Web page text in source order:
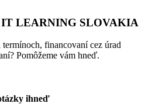
IT LEARNING SLOVAKIA
financovaní cez úrad
Pomôžeme vám hneď.
ihneď